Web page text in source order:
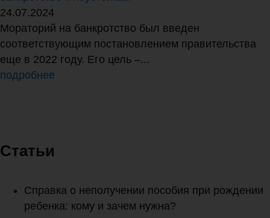
24.07.2024
Мораторий на банкротство был введен
соответствующим постановлением правительства
еще в 2022 году. Его цель –...
подробнее
Статьи
Справка о неполучении пособия при рождении
ребенка: кому и зачем нужна?